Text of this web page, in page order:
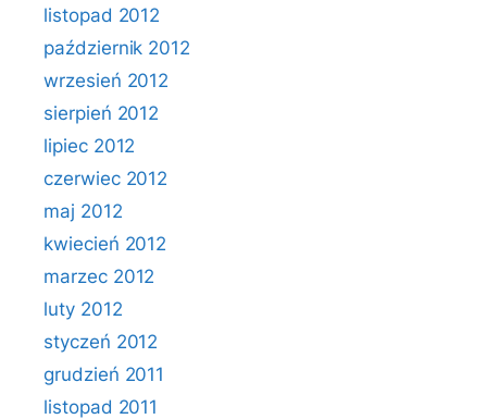
listopad 2012
październik 2012
wrzesień 2012
sierpień 2012
lipiec 2012
czerwiec 2012
maj 2012
kwiecień 2012
marzec 2012
luty 2012
styczeń 2012
grudzień 2011
listopad 2011